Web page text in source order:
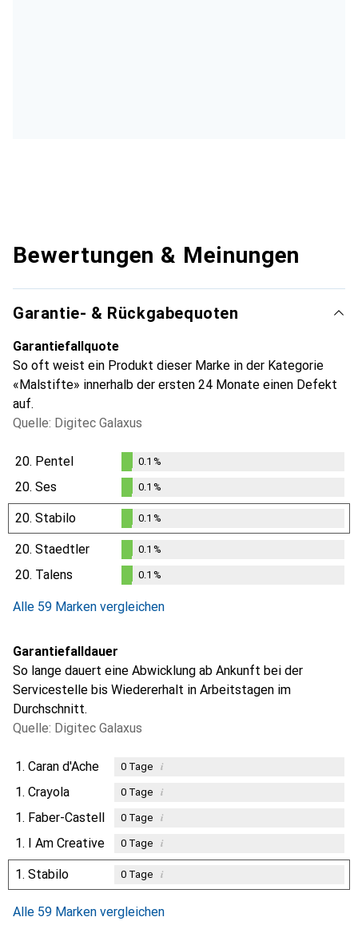
Bewertungen & Meinungen
Garantie- & Rückgabequoten
Garantiefallquote
So oft weist ein Produkt dieser Marke in der Kategorie
«Malstifte» innerhalb der ersten 24 Monate einen Defekt
auf.
Quelle: Digitec Galaxus
20. Pentel
%
0.1 %
20. Ses
0.1%
0.1 %
20. Stabilo
0.1%
0.1 %
20. Staedtler
%
0.1 %
20. Talens 0.1 %
Alle 59 Marken vergleichen
Garantiefalldauer
So lange dauert eine Abwicklung ab Ankunft bei der
Servicestelle bis Wiedererhalt in Arbeitstagen im
Durchschnitt.
Quelle: Digitec Galaxus
1. Caran d'Ache 0Tage i
1. Crayola 0Tage i
1. Faber-Castell 0Tage i
1. I Am Creative 0Tage i
1. Stabilo 0Tage i
Alle 59 Marken vergleichen